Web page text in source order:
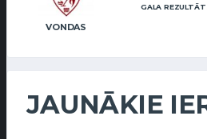
VONDAS
GALA
JAUNĀKIE